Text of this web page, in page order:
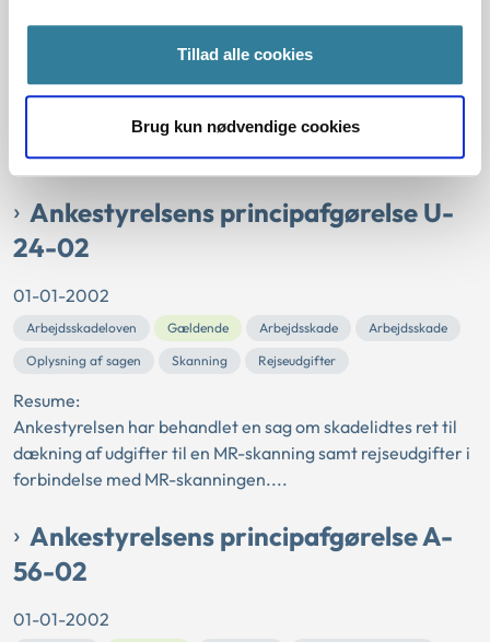
Tillad alle cookies
Brug kun nødvendige cookies
Ankestyrelsen har behandlet to sager om sikredes ret til
dækning af udgifter til befordring i forbindelse med en
speciallægeundersøgelse, som Arbejdss...
Ankestyrelsens principafgørelse U-
24-02
01-01-2002
Arbejdsskadeloven Gældende Arbejdsskade
Arbejdsskade
Oplysning af sagen
Skanning Rejseudgifter
Resume:
Ankestyrelsen har behandlet en sag om skadelidtes ret til
dækning af udgifter til en MR-skanning samt rejseudgifter i
forbindelse med MR-skanningen....
Ankestyrelsens principafgørelse A-
56-02
01-01-2002